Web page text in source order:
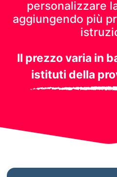
personalizzare
aggiungendo più
Il prezzo varia in
istituti della